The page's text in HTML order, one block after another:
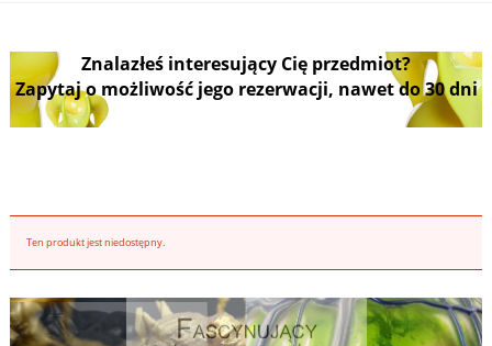
Znalazłeś interesujący Cię przedmiot?
Zapytaj o możliwość jego rezerwacji, nawet do 30 dni
Ten produkt jest niedostępny.